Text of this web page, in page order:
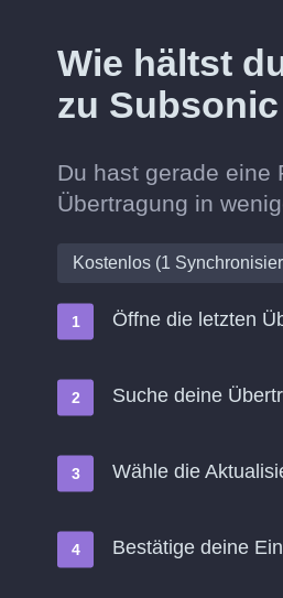
Wie hältst
zu
Du hast gerade eine
Übertragung in
Kostenlos (1
Öffne die letzten
Suche deine
Wähle die
Bestätige deine